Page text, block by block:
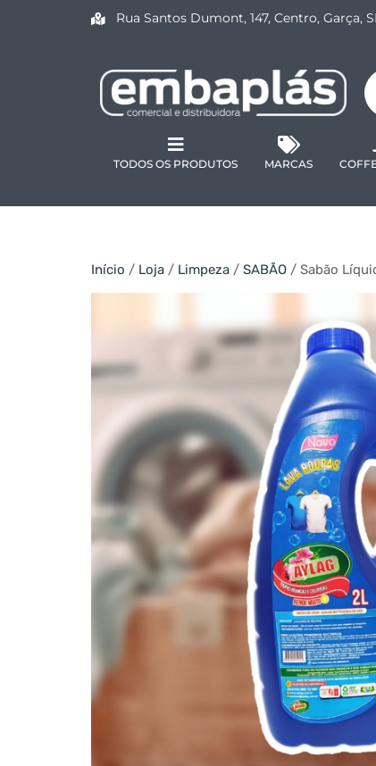
Rua Santos Dumont, 147, Centro, Garça,
TODOS OS PRODUTOS MARCAS
Início / Loja / Limpeza / SABÃO / Sabão